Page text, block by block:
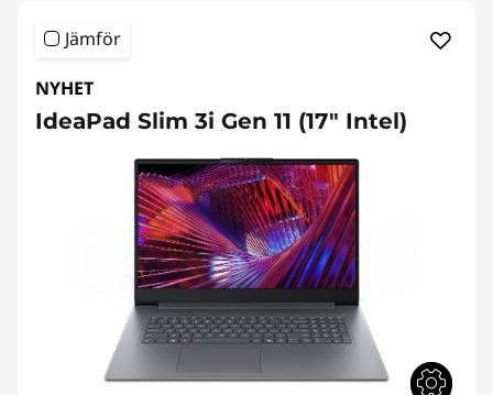
Jämför
NYHET
IdeaPad Slim 3i Gen 11 (17" Intel)